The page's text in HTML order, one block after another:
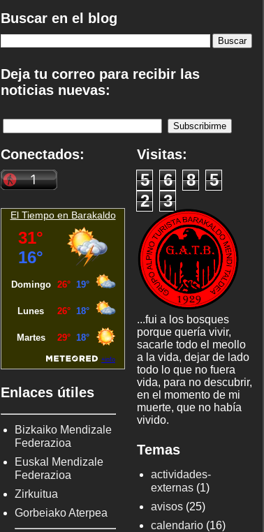
Buscar en el blog
Deja tu correo para recibir las
noticias nuevas:
Conectados:
El Tiempo en Barakaldo
Enlaces útiles
Bizkaiko Mendizale
Federazioa
Euskal Mendizale
Federazioa
Zirkuitua
Gorbeiako Aterpea
Visitas:
5 6 8
5
2
3
...fui a los bosques
porque quería vivir,
sacarle todo el meollo
a la vida, dejar de lado
todo lo que no fuera
vida, para no descubrir,
en el momento de mi
muerte, que no había
vivido.
Temas
actividades-
externas (1)
avisos (25)
calendario (16)